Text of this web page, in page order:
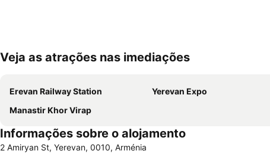
Veja as atrações nas imediações
Erevan Railway Station Yerevan Expo
Manastir Khor Virap
Informações sobre o alojamento
2 Amiryan St, Yerevan, 0010, Arménia